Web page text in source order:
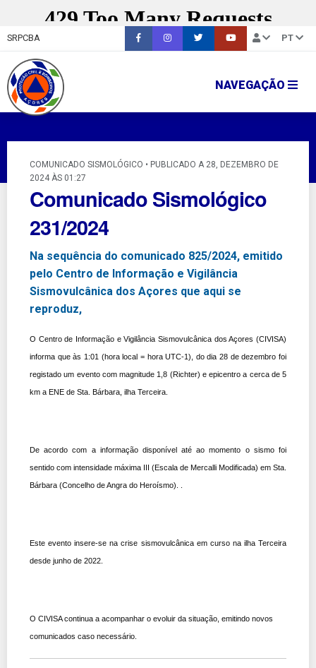
SRPCBA PT
NAVEGAÇÃO
COMUNICADO SISMOLÓGICO • PUBLICADO A 28, DEZEMBRO DE
2024 ÀS 01:27
Comunicado Sismológico
231/2024
Na sequência do comunicado 825/2024, emitido
pelo Centro de Informação e Vigilância
Sismovulcânica dos Açores que aqui se
reproduz,
O Centro de Informação e Vigilância Sismovulcânica dos Açores (CIVISA)
informa que às 1:01 (hora local = hora UTC-1), do dia 28 de dezembro foi
registado um evento com magnitude 1,8 (Richter) e epicentro a cerca de 5
km a ENE de Sta. Bárbara, ilha Terceira.
De acordo com a informação disponível até ao momento o sismo foi
sentido com intensidade máxima III (Escala de Mercalli Modificada) em Sta.
Bárbara (Concelho de Angra do Heroísmo). .
Este evento insere-se na crise sismovulcânica em curso na ilha Terceira
desde junho de 2022.
O CIVISA continua a acompanhar o evoluir da situação, emitindo novos
comunicados caso necessário.